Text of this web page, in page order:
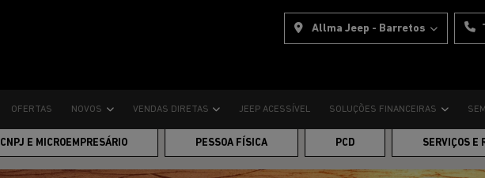
Allma Jeep - Barretos
OFERTAS NOVOS VENDAS DIRETAS JEEP ACESSÍVEL SOLUÇÕES FINANCEIRAS
CNPJ E MICROEMPRESÁRIO PESSOA FÍSICA PCD SERVIÇOS E